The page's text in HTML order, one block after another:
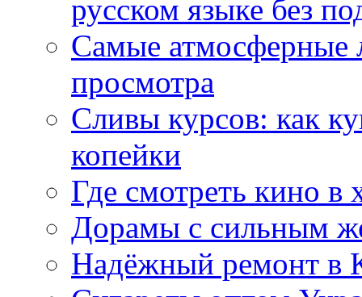
русском языке без
Самые атмосферные
просмотра
Сливы курсов: как
копейки
Где смотреть кино в
Дорамы с сильным
Надёжный ремонт в